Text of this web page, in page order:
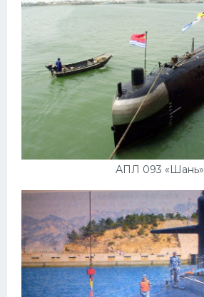
АПЛ 093 «Шань»